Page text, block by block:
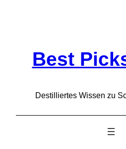
Best
Destilliertes Wissen zu